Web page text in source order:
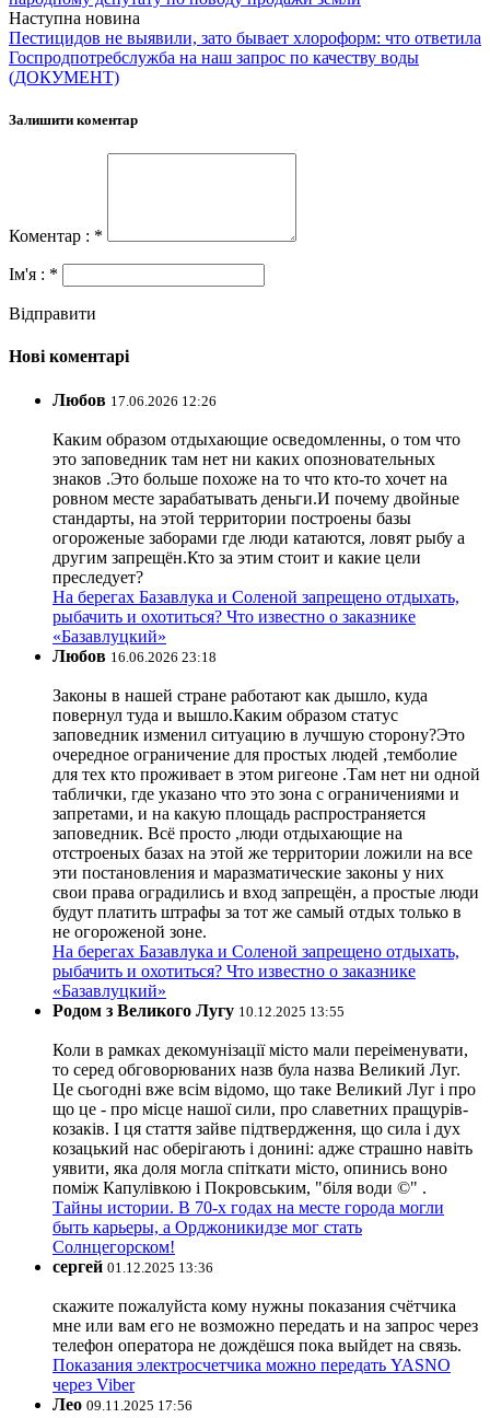
Наступна новина
Пестицидов не выявили, зато бывает хлороформ: что ответила
Госпродпотребслужба на наш запрос по качеству воды
(ДОКУМЕНТ)
Залишити коментар
Коментар : *
Ім'я : *
Відправити
Нові коментарі
Любов 17.06.2026 12:26
Каким образом отдыхающие осведомленны, о том что
это заповедник там нет ни каких опозновательных
знаков .Это больше похоже на то что кто-то хочет на
ровном месте зарабатывать деньги.И почему двойные
стандарты, на этой территории построены базы
огороженые заборами где люди катаются, ловят рыбу а
другим запрещён.Кто за этим стоит и какие цели
преследует?
На берегах Базавлука и Соленой запрещено отдыхать,
рыбачить и охотиться? Что известно о заказнике
«Базавлуцкий»
Любов 16.06.2026 23:18
Законы в нашей стране работают как дышло, куда
повернул туда и вышло.Каким образом статус
заповедник изменил ситуацию в лучшую сторону?Это
очередное ограничение для простых людей ,темболие
для тех кто проживает в этом ригеоне .Там нет ни одной
таблички, где указано что это зона с ограничениями и
запретами, и на какую площадь распространяется
заповедник. Всё просто ,люди отдыхающие на
отстроеных базах на этой же территории ложили на все
эти постановления и маразматические законы у них
свои права оградились и вход запрещён, а простые люди
будут платить штрафы за тот же самый отдых только в
не огороженой зоне.
На берегах Базавлука и Соленой запрещено отдыхать,
рыбачить и охотиться? Что известно о заказнике
«Базавлуцкий»
Родом з Великого Лугу 10.12.2025 13:55
Коли в рамках декомунізації місто мали переіменувати,
то серед обговорюваних назв була назва Великий Луг.
Це сьогодні вже всім відомо, що таке Великий Луг і про
що це - про місце нашої сили, про славетних пращурів-
козаків. І ця стаття зайве підтвердження, що сила і дух
козацький нас оберігають і донині: адже страшно навіть
уявити, яка доля могла спіткати місто, опинись воно
поміж Капулівкою і Покровським, "біля води ©" .
Тайны истории. В 70-х годах на месте города могли
быть карьеры, а Орджоникидзе мог стать
Солнцегорском!
сергей 01.12.2025 13:36
скажите пожалуйста кому нужны показания счётчика
мне или вам его не возможно передать и на запрос через
телефон оператора не дождёшся пока выйдет на связь.
Показания электросчетчика можно передать YASNO
через Viber
Лео 09.11.2025 17:56